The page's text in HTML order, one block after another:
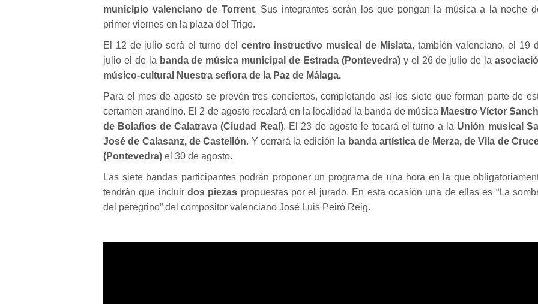
municipio valenciano de Torrent. Sus integrantes serán los que pongan la música a la noche
primer viernes en la plaza del Trigo.
El 12 de julio será el turno del centro instructivo musical de Mislata, también valenciano, el 19
julio el de la banda de música municipal de Estrada (Pontevedra)y el 26 de julio de la
músico-cultural Nuestra señora de la Paz de Málaga.
Para el mes de agosto se prevén tres conciertos, completando así los siete que forman parte de
certamen arandino. El 2 de agosto recalará en la localidad la banda de música Maestro Víctor
de Bolaños de Calatrava (Ciudad Real). El 23 de agosto le tocará el turno a la Unión musical
José de Calasanz, de Castellón. Y cerrará la edición la banda artística de Merza, de Vila de
(Pontevedra) el 30 de agosto.
Las siete bandas participantes podrán proponer un programa de una hora en la que
tendrán que incluirdos piezas propuestas por el jurado. En esta ocasión una de ellas es “La
del peregrino” del compositor valenciano José Luis Peiró Reig.